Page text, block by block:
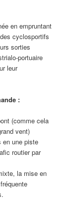
en empruntant
cyclosportifs
sorties
portuaire
leur
:
(comme cela
vent)
une piste
routier par
la mise en